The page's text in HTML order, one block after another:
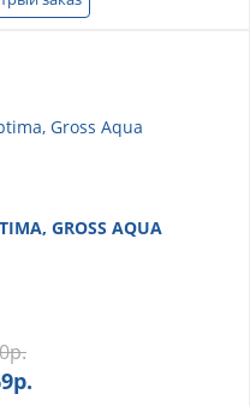
GROSS AQUA
р.
р.